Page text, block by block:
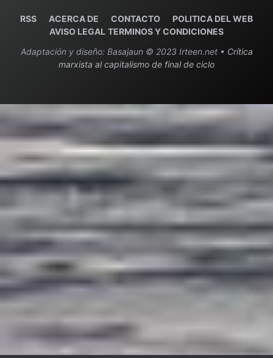
RSS ACERCA DE CONTACTO
POLITICA DEL WEB
AVISO LEGAL TERMINOS Y CONDICIONES
Adaptación y diseño: Basajaun © 2023 Irteen.net • Crítica
marxista al capitalismo de final de ciclo